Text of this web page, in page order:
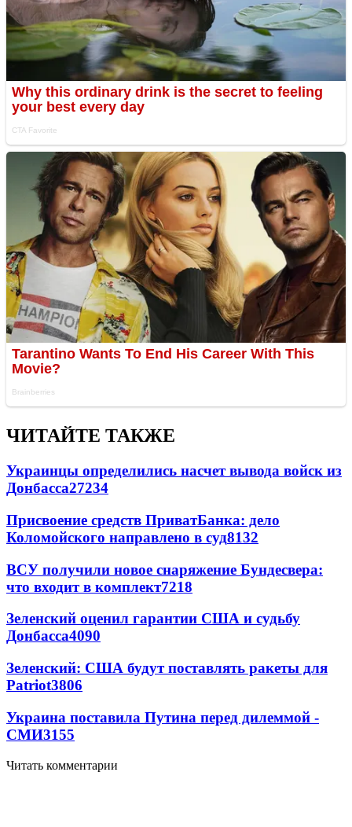
ЧИТАЙТЕ ТАКЖЕ
Украинцы определились насчет вывода войск из
Донбасса27234
Присвоение средств ПриватБанка: дело
Коломойского направлено в суд8132
ВСУ получили новое снаряжение Бундесвера:
что входит в комплект7218
Зеленский оценил гарантии США и судьбу
Донбасса4090
Зеленский: США будут поставлять ракеты для
Patriot3806
Украина поставила Путина перед дилеммой -
СМИ3155
Читать комментарии